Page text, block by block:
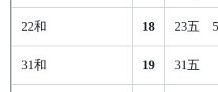
22和 18 23五
31和 19 31五